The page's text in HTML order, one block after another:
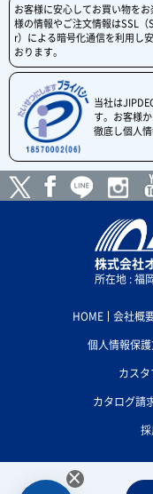
お客様に安心してお買い物を
様の情報やご注文情報はSSL
r）による暗号化通信を利用し
おります。
当社は
す。お客様
徹底し個人
株式会社
所在地 : 福
HOME 会社概
個人情報保
カス
カタログ請
×